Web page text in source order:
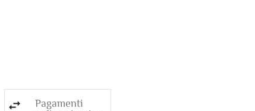
Pagamenti